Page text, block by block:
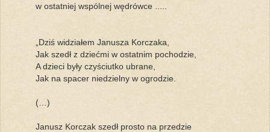
w ostatniej wspólnej wędrówce .....
„Dziś widziałem Janusza Korczaka,
Jak szedł z dziećmi w ostatnim pochodzie,
A dzieci były czyściutko ubrane,
Jak na spacer niedzielny w ogrodzie.
(…)
Janusz Korczak szedł prosto na przedzie